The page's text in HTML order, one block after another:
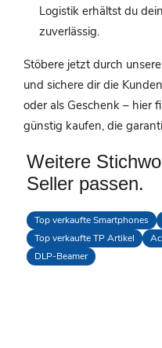
Logistik erhältst du
zuverlässig.
Stöbere jetzt durch unsere
und sichere dir die
oder als Geschenk – hier
günstig kaufen, die
Weitere
Seller passen.
Top verkaufte Smartphones
Top verkaufte TP Artikel
DLP-Beamer